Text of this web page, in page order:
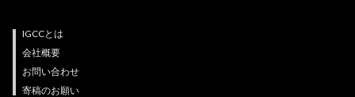
IGCCとは
会社概要
お問い合わせ
寄稿のお願い